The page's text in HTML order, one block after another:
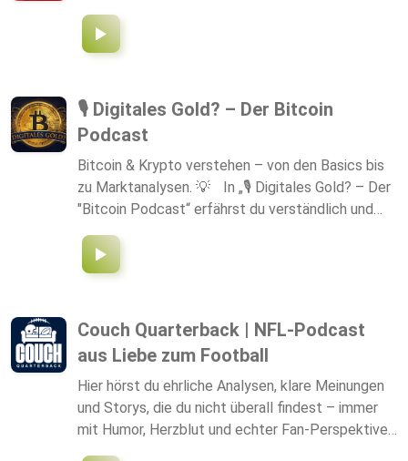
ist hier genau richtig 🤝
🎙️ Digitales Gold? – Der Bitcoin
Podcast
Bitcoin & Krypto verstehen – von den Basics bis
zu Marktanalysen. 💡 In „🎙️ Digitales Gold? – Der
"Bitcoin Podcast“ erfährst du verständlich und
praxisnah, warum Bitcoin als digitales Gold gilt –
und welche Rolle er im heutigen Finanz- und
Geldsystem spielt. 👉 Themen in diesem
Blockchain: Wie alles begann 💸 Unser
Geldsystem verstehen – und warum Bitcoin eine
Alternative sein kann ⚖️ Chancen, Risiken & der
direkte Vergleich mit Gold 🔑 Praktische Tipps:
Wie du sicher deine ersten Schritte mit Bitcoin
gehst 📊 Analysen, aktuelle Markttendenzen &
Couch Quarterback | NFL-Podcast
aus Liebe zum Football
Hier hörst du ehrliche Analysen, klare Meinungen
und Storys, die du nicht überall findest – immer
mit Humor, Herzblut und echter Fan-Perspektive.
Wir sind keine Ex-Profis, sondern